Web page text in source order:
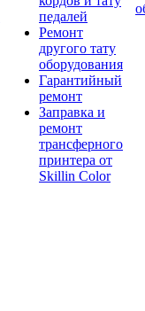
педалей
Ремонт
другого тату
оборудования
Гарантийный
ремонт
Заправка и
ремонт
трансферного
принтера от
Skillin Color